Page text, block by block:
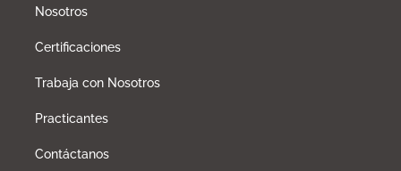
Nosotros
Certificaciones
Trabaja con Nosotros
Practicantes
Contáctanos